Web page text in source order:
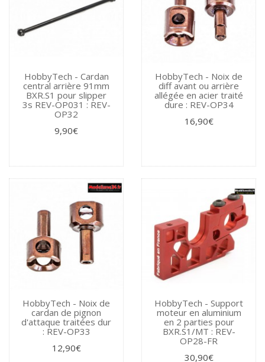
HobbyTech - Cardan
central arrière 91mm
BXR.S1 pour slipper
3s REV-OP031 : REV-
OP32
9,90€
HobbyTech - Noix de
diff avant ou arrière
allégée en acier traité
dure : REV-OP34
16,90€
HobbyTech - Noix de
cardan de pignon
d'attaque traitées dur
: REV-OP33
12,90€
HobbyTech - Support
moteur en aluminium
en 2 parties pour
BXR.S1/MT : REV-
OP28-FR
30,90€